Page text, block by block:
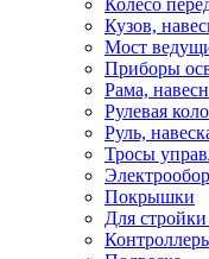
Колесо
Кузов,
Мост
Приборы
Рама,
Рулевая
Руль,
Тросы
Покрышки
Для стройки